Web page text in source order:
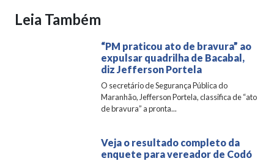
Leia Também
“PM praticou ato de bravura” ao
expulsar quadrilha de Bacabal,
diz Jefferson Portela
O secretário de Segurança Pública do
Maranhão, Jefferson Portela, classifica de “ato
de bravura” a pronta...
Veja o resultado completo da
enquete para vereador de Codó